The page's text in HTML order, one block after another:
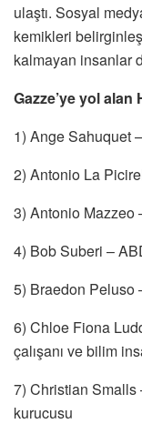
ulaştı. Sosyal
kemikleri
kalmayan insanlar
Gazze’ye yol alan
1) Ange Sahuquet
2) Antonio La
3) Antonio Mazzeo
4) Bob Suberi –
5) Braedon Peluso
6) Chloe Fiona
çalışanı ve bilim
7) Christian Smalls
kurucusu